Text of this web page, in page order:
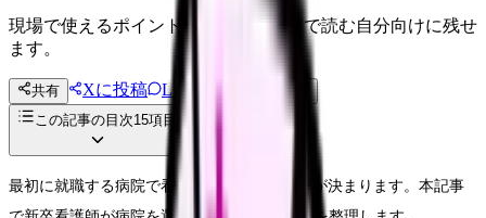
現場で使えるポイントを、同僚やあとで読む自分向けに残せ
ます。
共有 Xに投稿 LINE
投稿文コピー
この記事の目次15項目
最初に就職する病院で看護師キャリアの土台が決まります。本記事